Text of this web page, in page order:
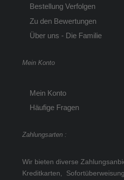
Bestellung Verfolgen
Zu den Bewertungen
Über uns - Die Familie
Mein Konto
Mein Konto
Häufige Fragen
Zahlungsarten :
Wir bieten diverse
Kreditkarten,